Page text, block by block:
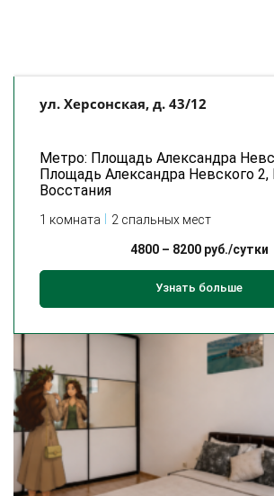
ул. Херсонская, д. 43/12
Метро: Площадь Александра
Площадь Александра Невского
Восстания
1 комната 2 спальных мест
4800– 8200руб./сутки
Узнать больше